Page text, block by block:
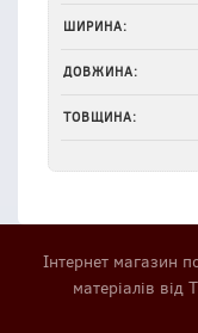
ШИРИНА:
ДОВЖИНА:
ТОВЩИНА:
Інтернет магазин
матеріалів